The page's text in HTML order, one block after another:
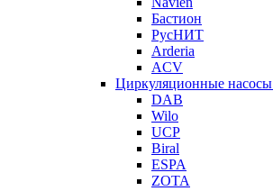
Бастион
РусНИТ
Arderia
ACV
Циркуляционные насосы
DAB
Wilo
UCP
Biral
ESPA
ZOTA